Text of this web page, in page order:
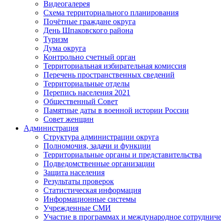
Видеогалерея
Схема территориального планирования
Почётные граждане округа
День Шпаковского района
Туризм
Дума округа
Контрольно счетный орган
Территориальная избирательная комиссия
Перечень пространственных сведений
Территориальные отделы
Перепись населения 2021
Общественный Совет
Памятные даты в военной истории России
Совет женщин
Администрация
Структура администрации округа
Полномочия, задачи и функции
Территориальные органы и представительства
Подведомственные организации
Защита населения
Результаты проверок
Статистическая информация
Информационные системы
Учрежденные СМИ
Участие в программах и международное